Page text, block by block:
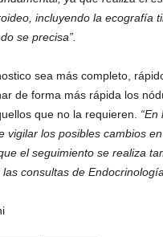
incluyendo la ecografía
se precisa”.
sea más completo,
de forma más rápida los
que no la requieren.
vigilar los posibles cambios
el seguimiento se realiza
consultas de